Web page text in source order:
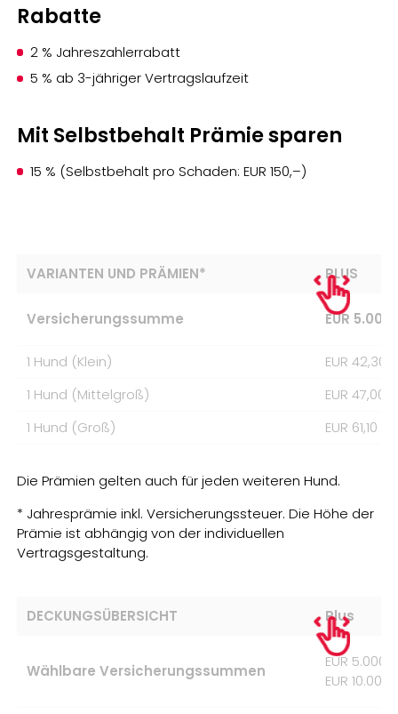
Rabatte
2 % Jahreszahlerrabatt
5 % ab 3-jähriger Vertragslaufzeit
Mit Selbstbehalt Prämie sparen
15 % (Selbstbehalt pro Schaden: EUR 150,–)
VARIANTEN UND PRÄMIEN* PLUS
Versicherungssumme EUR
1 Hund (Klein)
EUR 42,30
1 Hund (Mittelgroß)
EUR 47,00
1 Hund (Groß)
EUR 61,10
Die Prämien gelten auch für jeden weiteren Hund.
* Jahresprämie inkl. Versicherungssteuer. Die Höhe der
Prämie ist abhängig von der individuellen
Vertragsgestaltung.
DECKUNGSÜBERSICHT Plus
Wählbare Versicherungssummen
EUR
EUR